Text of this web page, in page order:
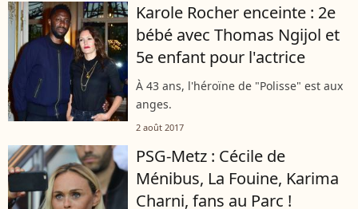
Karole Rocher enceinte : 2e
bébé avec Thomas Ngijol et
5e enfant pour l'actrice
À 43 ans, l'héroïne de "Polisse" est aux
anges.
2 août 2017
PSG-Metz : Cécile de
Ménibus, La Fouine, Karima
Charni, fans au Parc !